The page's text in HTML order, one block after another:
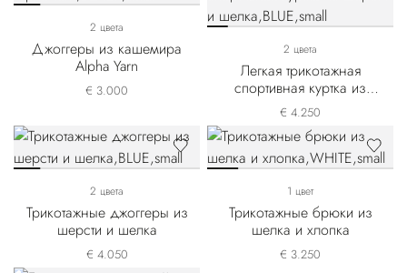
2 цвета
Джоггеры из кашемира
Alpha Yarn
€ 3.000
2 цвета
Легкая трикотажная
спортивная куртка из
шерсти и шелка
€ 4.250
2 цвета
Трикотажные джоггеры из
шерсти и шелка
€ 4.050
1 цвет
Трикотажные брюки из
шелка и хлопка
€ 3.250